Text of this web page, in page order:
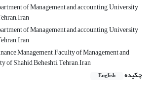
of Management and accounting, University
Iran
of Management and accounting, University
Iran
Management, Faculty of Management and
of Shahid Beheshti, Tehran, Iran
چکیده
English